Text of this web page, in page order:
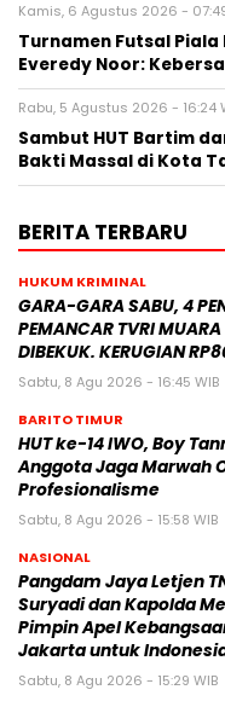
Kamis, 6 Agustus 2026 -
Turnamen Futsal
Everedy Noor:
Rabu, 5 Agustus 2026 - 16:24
Sambut HUT Bartim
Bakti Massal di Kota
BERITA TERBARU
HUKUM KRIMINAL
GARA-GARA SABU, 4
PEMANCAR TVRI MUARA
DIBEKUK. KERUGIAN
Sabtu, 8 Agu 2026 - 16:45 WIB
BARITO TIMUR
HUT ke-14 IWO, Boy
Anggota Jaga Marwah
Profesionalisme
Sabtu, 8 Agu 2026 - 15:58 WIB
NASIONAL
Pangdam Jaya Letjen
Suryadi dan Kapolda
Pimpin Apel
Jakarta untuk
Sabtu, 8 Agu 2026 - 15:29 WIB